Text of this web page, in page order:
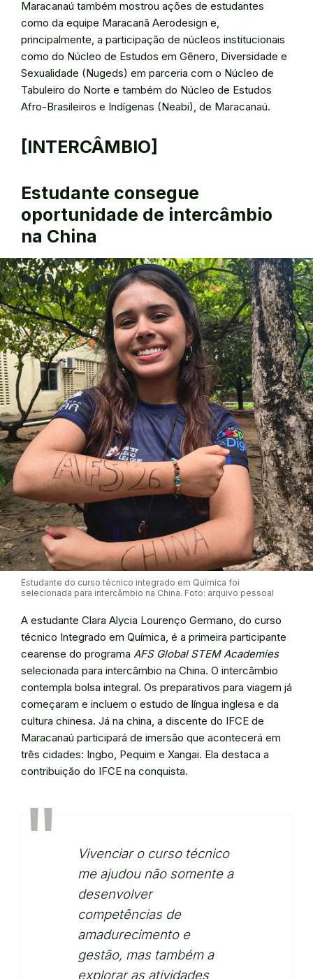
Maracanaú também mostrou ações de estudantes
como da equipe Maracanã Aerodesign e,
principalmente, a participação de núcleos institucionais
como do Núcleo de Estudos em Gênero, Diversidade e
Sexualidade (Nugeds) em parceria com o Núcleo de
Tabuleiro do Norte e também do Núcleo de Estudos
Afro-Brasileiros e Indígenas (Neabi), de Maracanaú.
[INTERCÂMBIO]
Estudante consegue
oportunidade de intercâmbio
na China
Estudante do curso técnico integrado em Química foi
selecionada para intercâmbio na China. Foto: arquivo pessoal
A estudante Clara Alycia Lourenço Germano, do curso
técnico Integrado em Química, é a primeira participante
cearense do programa AFS Global STEM Academies
selecionada para intercâmbio na China. O intercâmbio
contempla bolsa integral. Os preparativos para viagem já
começaram e incluem o estudo de língua inglesa e da
cultura chinesa. Já na china, a discente do IFCE de
Maracanaú participará de imersão que acontecerá em
três cidades: Ingbo, Pequim e Xangai. Ela destaca a
contribuição do IFCE na conquista.
Vivenciar o curso técnico
me ajudou não somente a
desenvolver
competências de
amadurecimento e
gestão, mas também a
explorar as atividades